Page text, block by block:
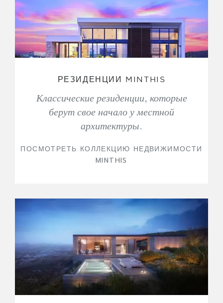
РЕЗИДЕНЦИИ MINTHIS
Классические резиденции, которые
берут свое начало у местной
архитектуры.
ПОСМОТРЕТЬ КОЛЛЕКЦИЮ НЕДВИЖИМОСТИ
MINTHIS